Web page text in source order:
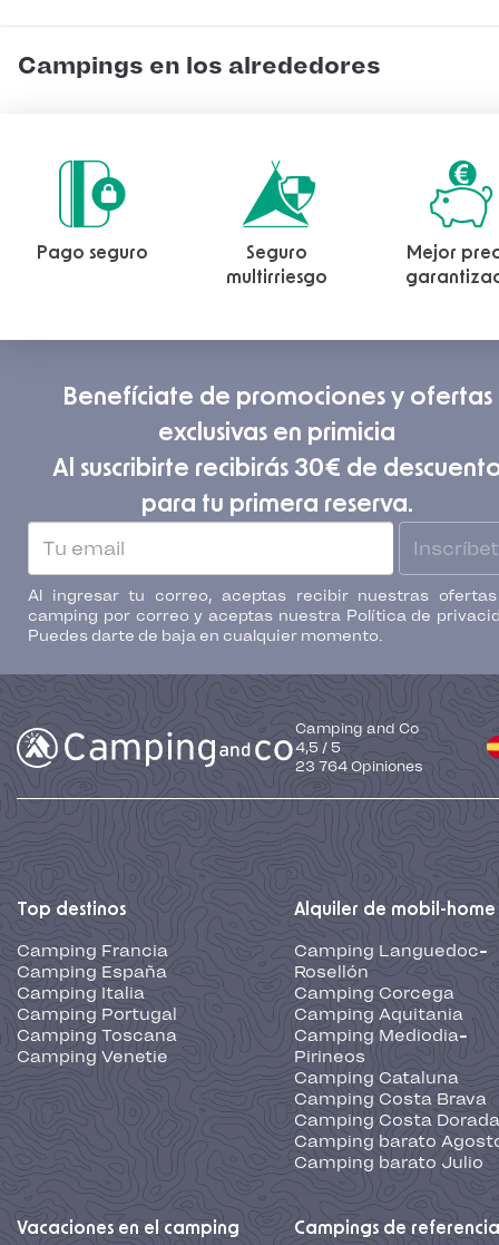
Campings en los alrededores
Pago seguro
Seguro
multirriesgo
Mejor
Benefíciate de promociones y ofertas
exclusivas en primicia
Al suscribirte recibirás 30€ de
para tu primera reserva.
Al ingresar tu correo, aceptas recibir nuestras
camping por correo y aceptas nuestra Política de
Puedes darte de baja en cualquier momento.
Camping and Co
4,5 / 5
23 764 Opiniones
Top destinos
Camping Francia
Camping España
Camping Italia
Camping Portugal
Camping Toscana
Camping Venetie
Alquiler de mobil-home
Camping Languedoc-
Rosellón
Camping Corcega
Camping Aquitania
Camping Mediodia-
Pirineos
Camping Cataluna
Camping Costa Brava
Camping Costa Dorada
Camping barato
Camping barato Julio
Vacaciones en el camping Campings de referencia